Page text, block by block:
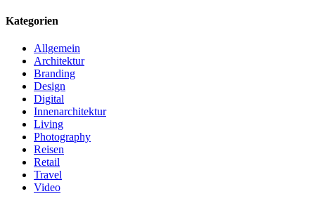
Kategorien
Allgemein
Architektur
Branding
Design
Digital
Innenarchitektur
Living
Photography
Reisen
Retail
Travel
Video